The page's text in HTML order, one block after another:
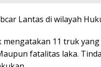
Lantas di wilayah
mengatakan 11 truk
fatalitas laka.